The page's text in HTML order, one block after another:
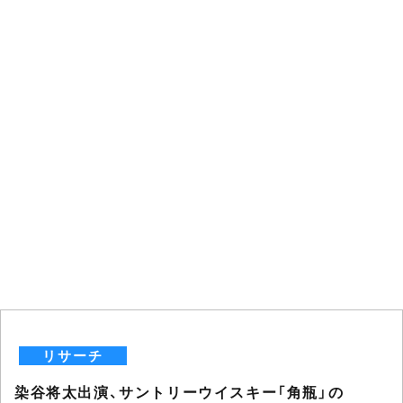
リサーチ
染谷将太出演、サントリーウイスキー「角瓶」の